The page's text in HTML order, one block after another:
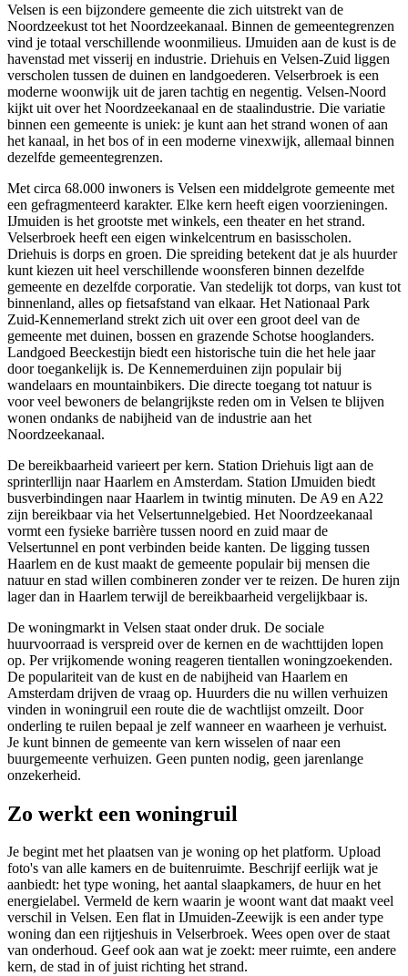
Velsen is een bijzondere gemeente die zich uitstrekt van de
Noordzeekust tot het Noordzeekanaal. Binnen de gemeentegrenzen
vind je totaal verschillende woonmilieus. IJmuiden aan de kust is de
havenstad met visserij en industrie. Driehuis en Velsen-Zuid liggen
verscholen tussen de duinen en landgoederen. Velserbroek is een
moderne woonwijk uit de jaren tachtig en negentig. Velsen-Noord
kijkt uit over het Noordzeekanaal en de staalindustrie. Die variatie
binnen een gemeente is uniek: je kunt aan het strand wonen of aan
het kanaal, in het bos of in een moderne vinexwijk, allemaal binnen
dezelfde gemeentegrenzen.
Met circa 68.000 inwoners is Velsen een middelgrote gemeente met
een gefragmenteerd karakter. Elke kern heeft eigen voorzieningen.
IJmuiden is het grootste met winkels, een theater en het strand.
Velserbroek heeft een eigen winkelcentrum en basisscholen.
Driehuis is dorps en groen. Die spreiding betekent dat je als huurder
kunt kiezen uit heel verschillende woonsferen binnen dezelfde
gemeente en dezelfde corporatie. Van stedelijk tot dorps, van kust tot
binnenland, alles op fietsafstand van elkaar. Het Nationaal Park
Zuid-Kennemerland strekt zich uit over een groot deel van de
gemeente met duinen, bossen en grazende Schotse hooglanders.
Landgoed Beeckestijn biedt een historische tuin die het hele jaar
door toegankelijk is. De Kennemerduinen zijn populair bij
wandelaars en mountainbikers. Die directe toegang tot natuur is
voor veel bewoners de belangrijkste reden om in Velsen te blijven
wonen ondanks de nabijheid van de industrie aan het
Noordzeekanaal.
De bereikbaarheid varieert per kern. Station Driehuis ligt aan de
sprinterllijn naar Haarlem en Amsterdam. Station IJmuiden biedt
busverbindingen naar Haarlem in twintig minuten. De A9 en A22
zijn bereikbaar via het Velsertunnelgebied. Het Noordzeekanaal
vormt een fysieke barrière tussen noord en zuid maar de
Velsertunnel en pont verbinden beide kanten. De ligging tussen
Haarlem en de kust maakt de gemeente populair bij mensen die
natuur en stad willen combineren zonder ver te reizen. De huren zijn
lager dan in Haarlem terwijl de bereikbaarheid vergelijkbaar is.
De woningmarkt in Velsen staat onder druk. De sociale
huurvoorraad is verspreid overde kernen en de wachttijden lopen
op. Per vrijkomende woning reageren tientallen woningzoekenden.
De populariteit van de kust en de nabijheid van Haarlem en
Amsterdam drijven de vraag op. Huurders die nu willen verhuizen
vinden in woningruil een route die de wachtlijst omzeilt. Door
onderling te ruilen bepaal je zelf wanneer en waarheen je verhuist.
Je kunt binnen de gemeente van kern wisselen of naar een
buurgemeente verhuizen. Geen punten nodig, geen jarenlange
onzekerheid.
Zo werkt een woningruil
Je begint met het plaatsen van je woning op het platform. Upload
foto's van alle kamers en de buitenruimte. Beschrijf eerlijk wat je
aanbiedt: het type woning, het aantal slaapkamers, de huur en het
energielabel. Vermeld de kern waarin je woont want dat maakt veel
verschil in Velsen. Een flat in IJmuiden-Zeewijk is een ander type
woning dan een rijtjeshuis in Velserbroek. Wees open over de staat
van onderhoud. Geef ook aan wat je zoekt: meer ruimte, een andere
kern, de stad in of juist richting het strand.